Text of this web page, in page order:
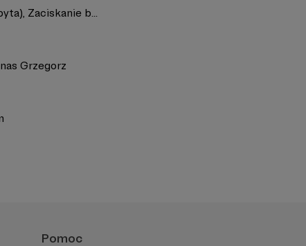
Zaciskanie b...
Grzegorz
Pomoc